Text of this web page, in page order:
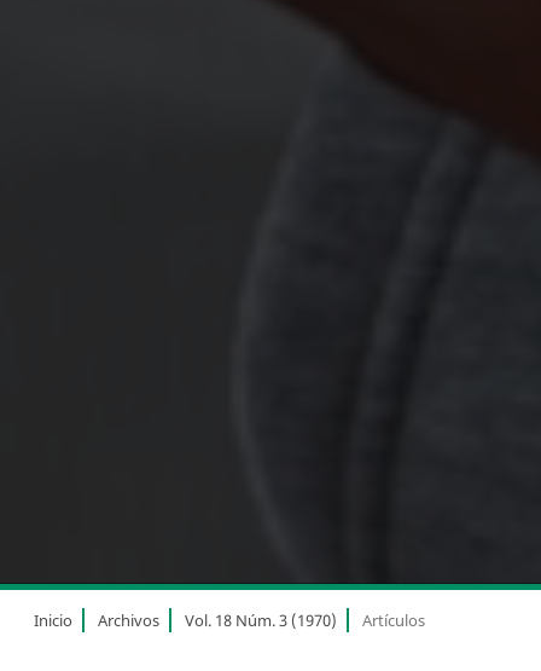
Inicio Archivos Vol. 18 Núm. 3 (1970) Artículos